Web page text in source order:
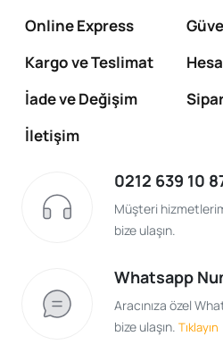
Online Express
Kargo ve Teslimat
İade ve Değişim
İletişim
0212 639 10
Müşteri
bize ulaşın.
Whatsapp
Aracınıza özel
bize ulaşın. Tıklayın